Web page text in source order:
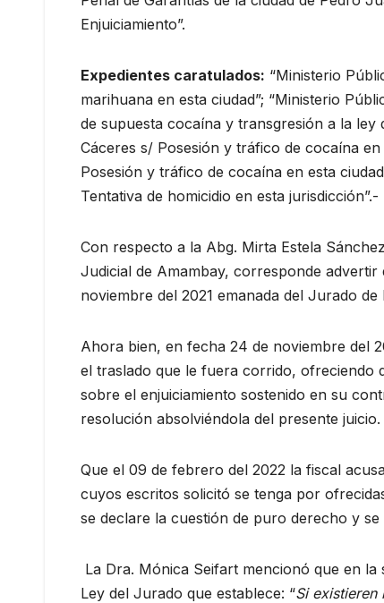
Enjuiciamiento”.
Expedientes caratulados: “Ministerio
marihuana en esta ciudad”; “Ministerio
de supuesta cocaína y transgresión a la ley
Cáceres s/ Posesión y tráfico de cocaína
Posesión y tráfico de cocaína en esta
Tentativa de homicidio en esta jurisdicción”.-
Con respecto a la Abg. Mirta Estela
Judicial de Amambay, corresponde
noviembre del 2021 emanada del Jurado de
Ahora bien, en fecha 24 de noviembre del
el traslado que le fuera corrido, ofreciendo
sobre el enjuiciamiento sostenido en su
resolución absolviéndola del presente juicio.
Que el 09 de febrero del 2022 la fiscal
cuyos escritos solicitó se tenga por
se declare la cuestión de puro derecho y
La Dra. Mónica Seifart mencionó que en
Ley del Jurado que establece: “Si